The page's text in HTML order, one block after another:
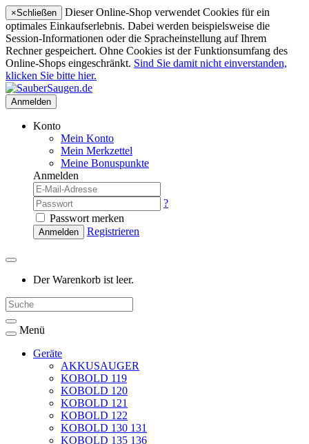
×Schließen
Dieser Online-Shop verwendet Cookies für ein
optimales Einkaufserlebnis. Dabei werden beispielsweise die
Session-Informationen oder die Spracheinstellung auf Ihrem
Rechner gespeichert. Ohne Cookies ist der Funktionsumfang des
Online-Shops eingeschränkt. Sind Sie damit nicht einverstanden,
klicken Sie bitte hier.
Anmelden
Konto
Mein Konto
Mein Merkzettel
Meine Bonuspunkte
Anmelden
?
Passwort merken
Anmelden Registrieren
Der Warenkorb ist leer.
Menü
Geräte
AKKUSAUGER
KOBOLD 119
KOBOLD 120
KOBOLD 121
KOBOLD 122
KOBOLD 130 131
KOBOLD 135 136